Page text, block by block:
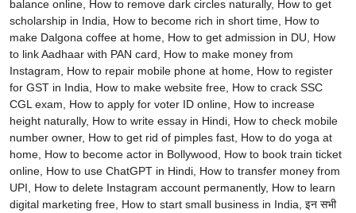
balance online, How to remove dark circles naturally, How to get
scholarship in India, How to become rich in short time, How to
make Dalgona coffee at home, How to get admission in DU, How
to link Aadhaar with PAN card, How to make money from
Instagram, How to repair mobile phone at home, How to register
for GST in India, How to make website free, How to crack SSC
CGL exam, How to apply for voter ID online, How to increase
height naturally, How to write essay in Hindi, How to check mobile
number owner, How to get rid of pimples fast, How to do yoga at
home, How to become actor in Bollywood, How to book train ticket
online, How to use ChatGPT in Hindi, How to transfer money from
UPI, How to delete Instagram account permanently, How to learn
digital marketing free, How to start small business in India, इन सभी